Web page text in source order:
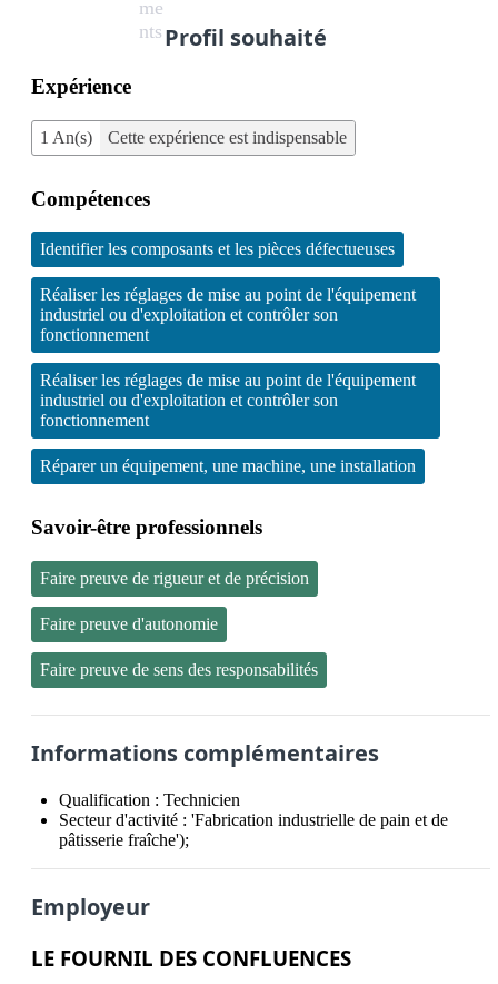
me
nts Profil souhaité
Expérience
1 An(s) Cette expérience est indispensable
Compétences
Identifier les composants et les pièces défectueuses
Réaliser les réglages de mise au point de l'équipement
industriel ou d'exploitation et contrôler son
fonctionnement
Réaliser les réglages de mise au point de l'équipement
industriel ou d'exploitation et contrôler son
fonctionnement
Réparer un équipement, une machine, une installation
Savoir-être professionnels
Faire preuve de rigueur et de précision
Faire preuve d'autonomie
Faire preuve de sens des responsabilités
Informations complémentaires
Qualification : Technicien
Secteur d'activité : 'Fabrication industrielle de pain et de
pâtisserie fraîche');
Employeur
LE FOURNIL DES CONFLUENCES